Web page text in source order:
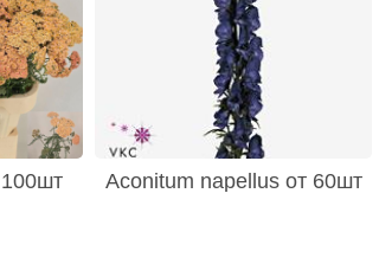
Aconitum napellus от 60шт